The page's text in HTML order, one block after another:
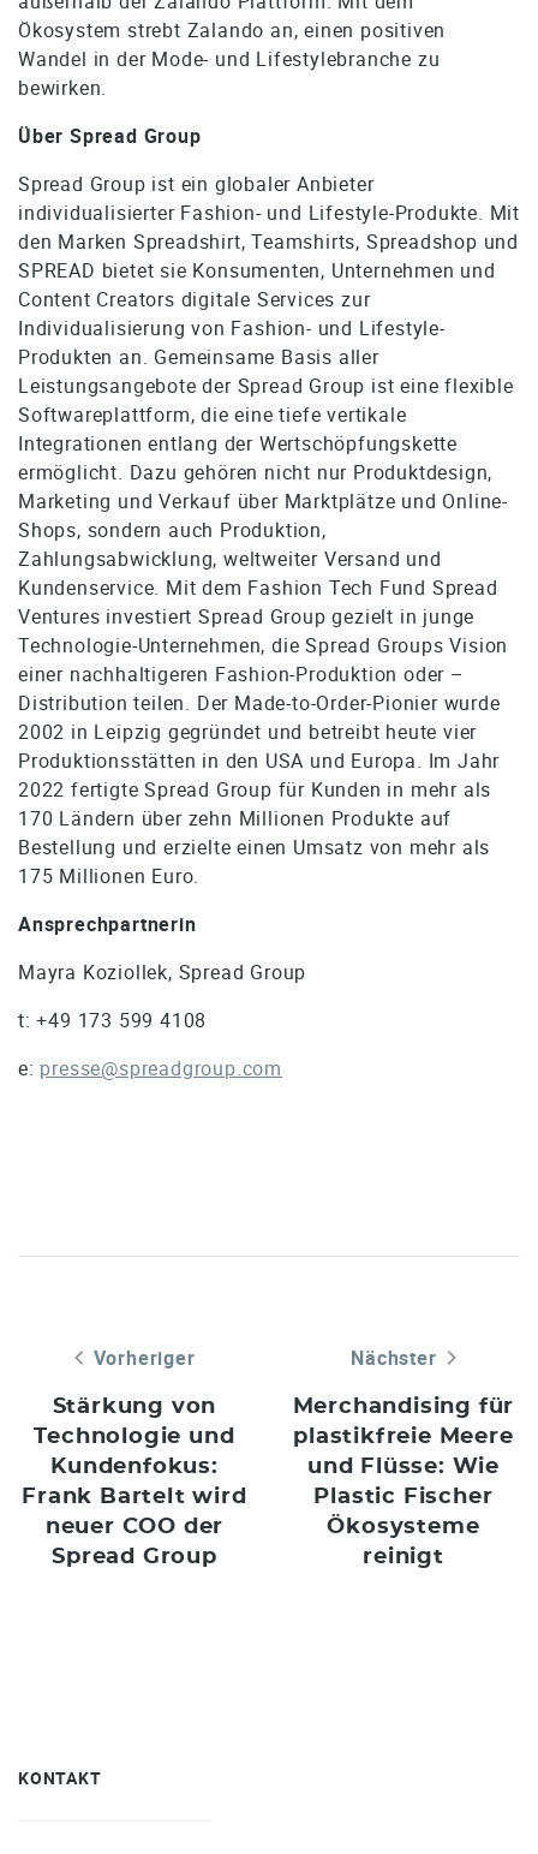
Ökosystem strebt Zalando an, einen positiven
Wandel in der Mode- und Lifestylebranche zu
bewirken.
Über Spread Group
Spread Group ist ein globaler Anbieter
individualisierter Fashion- und Lifestyle-Produkte. Mit
den Marken Spreadshirt, Teamshirts, Spreadshop und
SPREAD bietet sie Konsumenten, Unternehmen und
Content Creators digitale Services zur
Individualisierung von Fashion- und Lifestyle-
Produkten an. Gemeinsame Basis aller
Leistungsangebote der Spread Group ist eine flexible
Softwareplattform, die eine tiefe vertikale
Integrationen entlang der Wertschöpfungskette
ermöglicht. Dazu gehören nicht nur Produktdesign,
Marketing und Verkauf über Marktplätze und Online-
Shops, sondern auch Produktion,
Zahlungsabwicklung, weltweiter Versand und
Kundenservice. Mit dem Fashion Tech Fund Spread
Ventures investiert Spread Group gezielt in junge
Technologie-Unternehmen, die Spread Groups Vision
einer nachhaltigeren Fashion-Produktion oder –
Distribution teilen. Der Made-to-Order-Pionier wurde
2002 in Leipzig gegründet und betreibt heute vier
Produktionsstätten in den USA und Europa. Im Jahr
2022 fertigte Spread Group für Kunden in mehr als
170 Ländern über zehn Millionen Produkte auf
Bestellung und erzielte einen Umsatz von mehr als
175 Millionen Euro.
Ansprechpartnerin
Mayra Koziollek, Spread Group
t: +49 173 599 4108
e: presse@spreadgroup.com
Vorheriger
Stärkung von
Technologie und
Kundenfokus:
Frank Bartelt wird
neuer COO der
Spread Group
Nächster
Merchandising für
plastikfreie Meere
und Flüsse: Wie
Plastic Fischer
Ökosysteme
reinigt
KONTAKT